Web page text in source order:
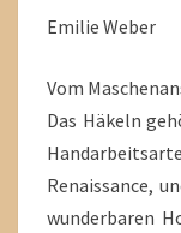
Emilie Weber
Vom
Das Häkeln
Renaissance,
wunderbaren